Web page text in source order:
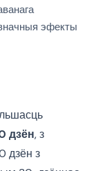
эфекты
дзён, з
дзён з